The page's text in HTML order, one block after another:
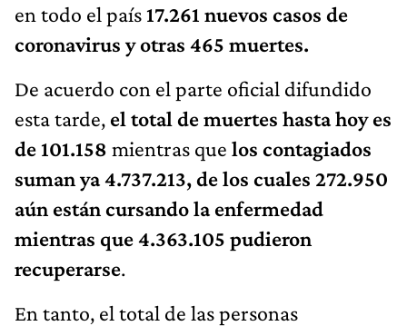
en todo el país17.261 nuevos casos de
coronavirus y otras 465 muertes.
De acuerdo con el parte oficial difundido
esta tarde, el total de muertes hasta hoy es
de 101.158 mientras que los contagiados
suman ya 4.737.213, de los cuales 272.950
aún están cursando la enfermedad
mientras que 4.363.105 pudieron
recuperarse.
En tanto, el total de las personas